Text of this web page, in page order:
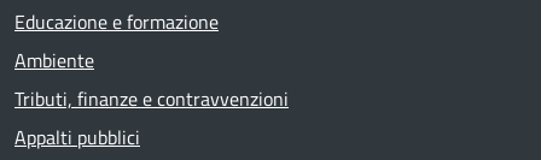
Educazione e formazione
Ambiente
Tributi, finanze e contravvenzioni
Appalti pubblici